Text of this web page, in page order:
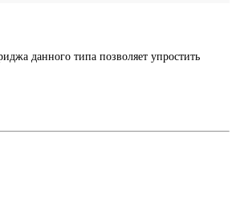
данного типа позволяет упростить